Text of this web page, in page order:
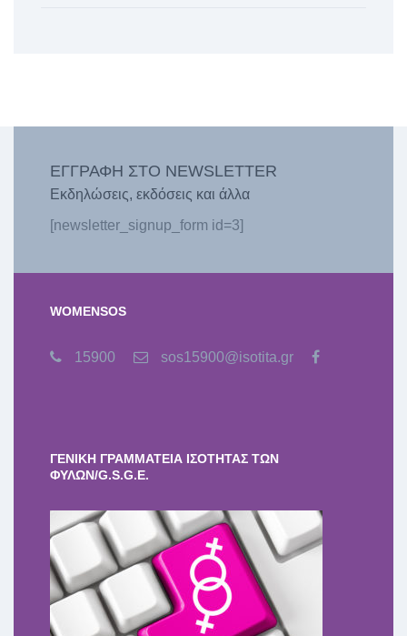
ΕΓΓΡΑΦΗ ΣΤΟ NEWSLETTER
Εκδηλώσεις, εκδόσεις και άλλα
[newsletter_signup_form id=3]
WOMENSOS
15900 sos15900@isotita.gr
ΓΕΝΙΚΗ ΓΡΑΜΜΑΤΕΙΑ ΙΣΟΤΗΤΑΣ ΤΩΝ
ΦΥΛΩΝ/G.S.G.E.